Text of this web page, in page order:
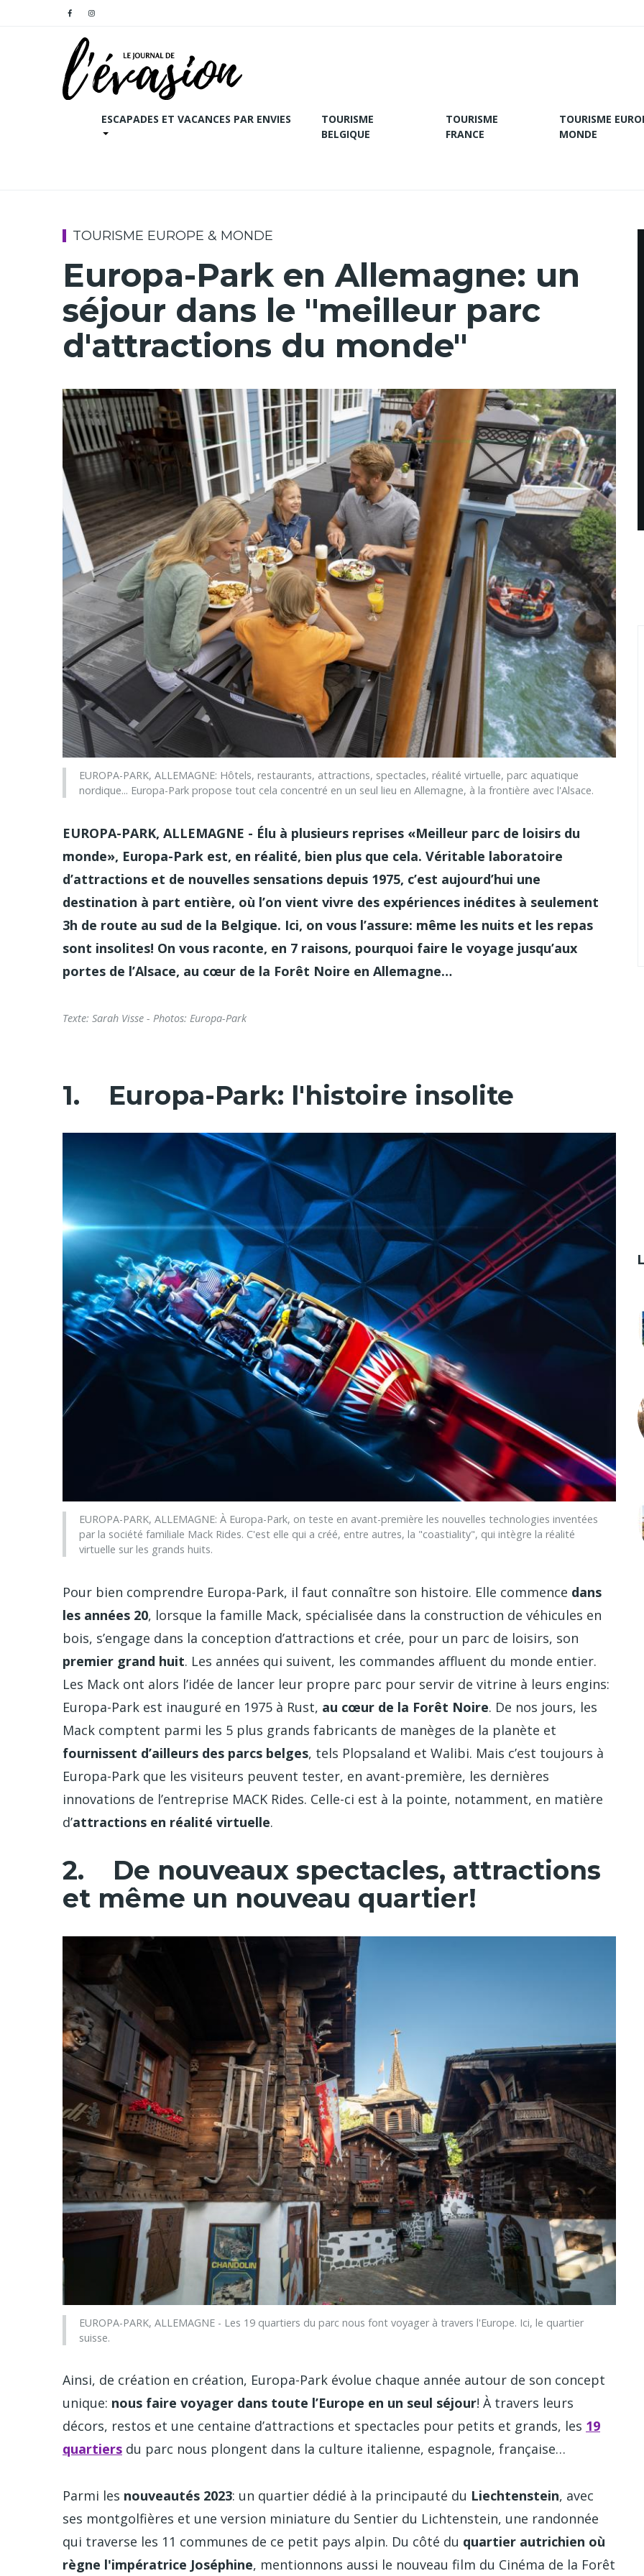
ESCAPADES ET VACANCES PAR ENVIES
TOURISME
BELGIQUE
TOURISME
FRANCE
TOURISME
MONDE
TOURISME EUROPE & MONDE
Europa-Park en Allemagne: un
séjour dans le "meilleur parc
d'attractions du monde"
EUROPA-PARK, ALLEMAGNE: Hôtels, restaurants, attractions, spectacles, réalité virtuelle, parc aquatique
nordique... Europa-Park propose tout cela concentré en un seul lieu en Allemagne, à la frontière avec l'Alsace.
EUROPA-PARK, ALLEMAGNE - Élu à plusieurs reprises «Meilleur parc de loisirs du
monde», Europa-Park est, en réalité, bien plus que cela. Véritable laboratoire
d’attractions et de nouvelles sensations depuis 1975, c’est aujourd’hui une
destination à part entière, où l’on vient vivre des expériences inédites à seulement
3h de route au sud de la Belgique. Ici, on vous l’assure: même les nuits et les repas
sont insolites! On vous raconte, en 7 raisons, pourquoi faire le voyage jusqu’aux
portes de l’Alsace, au cœur de la Forêt Noire en Allemagne…
Texte: Sarah Visse - Photos: Europa-Park
1. Europa-Park: l'histoire insolite
EUROPA-PARK, ALLEMAGNE: À Europa-Park, on teste en avant-première les nouvelles technologies inventées
par la société familiale Mack Rides. C'est elle qui a créé, entre autres, la "coastiality", qui intègre la réalité
virtuelle sur les grands huits.
Pour bien comprendre Europa-Park, il faut connaître son histoire. Elle commence dans
les années 20, lorsque la famille Mack, spécialisée dans la construction de véhicules en
bois, s’engage dans la conception d’attractions et crée, pour un parc de loisirs, son
premier grand huit. Les années qui suivent, les commandes affluent du monde entier.
Les Mack ont alors l’idée de lancer leur propre parc pour servir de vitrine à leurs engins:
Europa-Park est inauguré en 1975 à Rust, au cœur de la Forêt Noire. De nos jours, les
Mack comptent parmi les 5 plus grands fabricants de manèges de la planète et
fournissent d’ailleurs des parcs belges, tels Plopsaland et Walibi. Mais c’est toujours à
Europa-Park que les visiteurs peuvent tester, en avant-première, les dernières
innovations de l’entreprise MACK Rides. Celle-ci est à la pointe, notamment, en matière
d’attractions en réalité virtuelle.
2. De nouveaux spectacles, attractions
et même un nouveau quartier!
EUROPA-PARK, ALLEMAGNE - Les 19 quartiers du parc nous font voyager à travers l'Europe. Ici, le quartier
suisse.
Ainsi, de création en création, Europa-Park évolue chaque année autour de son concept
unique: nous faire voyager dans toute l’Europe en un seul séjour! À travers leurs
décors, restos et une centaine d’attractions et spectacles pour petits et grands, les 19
quartiers du parc nous plongent dans la culture italienne, espagnole, française…
Parmi les nouveautés 2023: un quartier dédié à la principauté du Liechtenstein, avec
ses montgolfières et une version miniature du Sentier du Lichtenstein, une randonnée
qui traverse les 11 communes de ce petit pays alpin. Du côté du quartier autrichien où
règne l'impératrice Joséphine, mentionnons aussi le nouveau film du Cinéma de la Forêt